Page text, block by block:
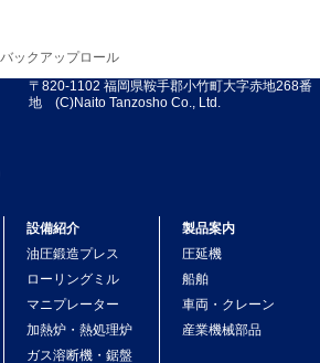
バックアップロール
設備紹介
油圧鍛造プレス
ローリングミル
マニプレーター
加熱炉・熱処理炉
ガス溶断機・鋸盤
製品案内
圧延機
船舶
車両・クレーン
産業機械部品
〒820-1102 福岡県鞍手郡小竹町大字赤地268番
地 (C)Naito Tanzosho Co., Ltd.